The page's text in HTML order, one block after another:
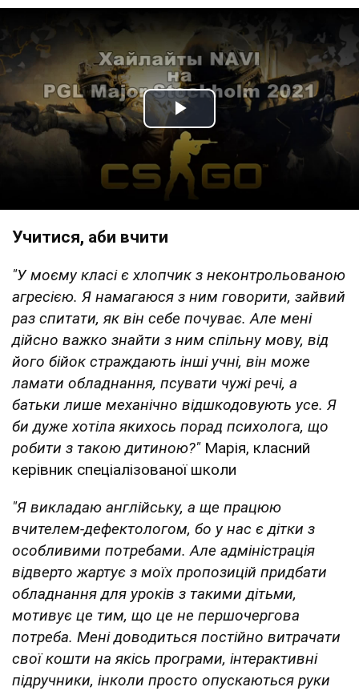
Play Video
Учитися, аби вчити
"У моєму класі є хлопчик з неконтрольованою
агресією. Я намагаюся з ним говорити, зайвий
раз спитати, як він себе почуває. Але мені
дійсно важко знайти з ним спільну мову, від
його бійок страждають інші учні, він може
ламати обладнання, псувати чужі речі, а
батьки лише механічно відшкодовують усе. Я
би дуже хотіла якихось порад психолога, що
робити з такою дитиною?" Марія, класний
керівник спеціалізованої школи
"Я викладаю англійську, а ще працюю
вчителем-дефектологом, бо у нас є дітки з
особливими потребами. Але адміністрація
відверто жартує з моїх пропозицій придбати
обладнання для уроків з такими дітьми,
мотивує це тим, що це не першочергова
потреба. Мені доводиться постійно витрачати
свої кошти на якісь програми, інтерактивні
підручники, інколи просто опускаються руки